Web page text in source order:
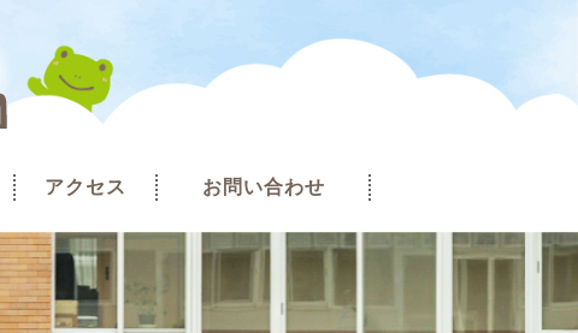
アクセス お問い合わせ